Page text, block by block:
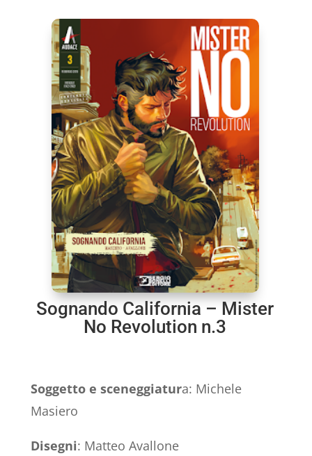
Sognando California – Mister
No Revolution n.3
Soggetto e sceneggiatura: Michele
Masiero
Disegni: Matteo Avallone